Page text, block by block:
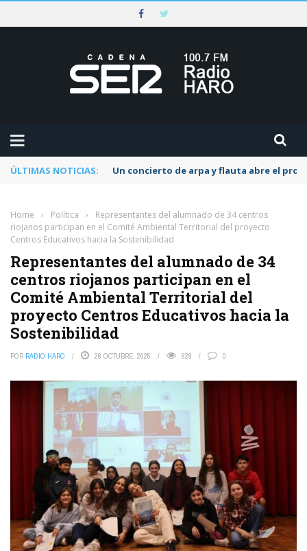
ÚLTIMAS NOTICIAS: Un concierto de arpa y flauta abre el
Home › Política ›
Representantes del alumnado de 34 centros
riojanos participan en el Comité Ambiental Territorial del proyecto
Centros Educativos hacia la Sostenibilidad
Representantes del alumnado de 34
centros riojanos participan en el
Comité Ambiental Territorial del
proyecto Centros Educativos hacia la
Sostenibilidad
POR RADIO HARO 26 OCTUBRE, 2025 629 0